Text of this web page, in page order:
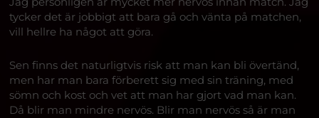
tycker det är jobbigt att bara gå och vänta på matchen,
vill hellre ha något att göra.
Sen finns det naturligtvis risk att man kan bli övertänd,
men har man bara förberett sig med sin träning, med
sömn och kost och vet att man har gjort vad man kan.
Då blir man mindre nervös. Blir man nervös så är man